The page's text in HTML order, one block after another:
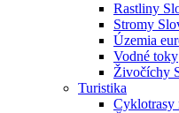
Rastliny
Stromy
Územia
Vodné toky
Živočíchy
Turistika
Cyklotrasy